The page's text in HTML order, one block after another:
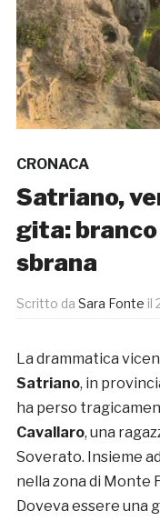
CRONACA
Satriano,
gita:
sbrana
Scritto da Sara Fonte il
La drammatica
Satriano, in
ha perso
Cavallaro, una
Soverato. Insieme
nella zona di Monte
Doveva essere una